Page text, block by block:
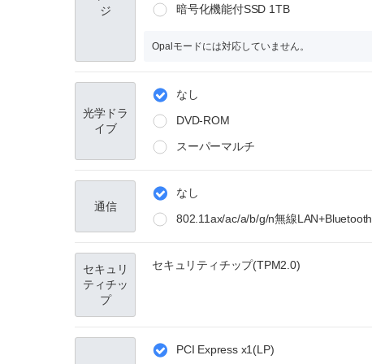
ジ
暗号化機能付SSD 1TB
Opalモードには対応していません。
光学ドラ
イブ
なし
DVD-ROM
スーパーマルチ
通信
なし
802.11ax/ac/a/b/g/n無線LAN+Bluetooth
セキュリ
ティチッ
プ
セキュリティチップ(TPM2.0)
PCI Express x1(LP)